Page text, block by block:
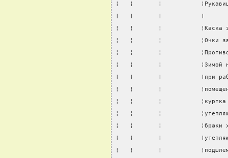
¦   ¦       ¦           ¦Рукавицы
¦   ¦       ¦           ¦
¦   ¦       ¦           ¦Каска
¦   ¦       ¦           ¦Очки
¦   ¦       ¦
¦   ¦       ¦           ¦Зимой
¦   ¦       ¦           ¦при
¦   ¦       ¦
¦   ¦       ¦           ¦куртка
¦   ¦       ¦
¦   ¦       ¦           ¦брюки
¦   ¦       ¦
¦   ¦       ¦